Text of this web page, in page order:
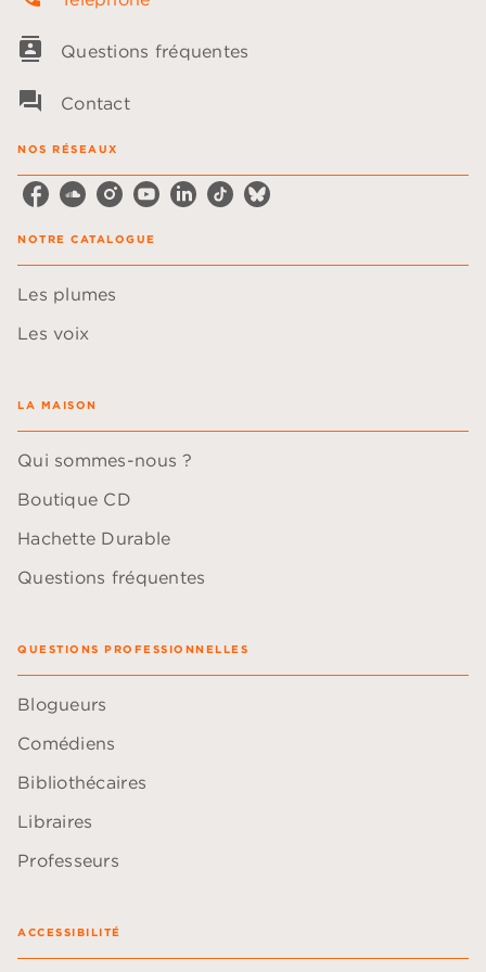
contacts Questions fréquentes
question_answer Contact
NOS RÉSEAUX
NOTRE CATALOGUE
Les plumes
Les voix
LA MAISON
Qui sommes-nous ?
Boutique CD
Hachette Durable
Questions fréquentes
QUESTIONS PROFESSIONNELLES
Blogueurs
Comédiens
Bibliothécaires
Libraires
Professeurs
ACCESSIBILITÉ